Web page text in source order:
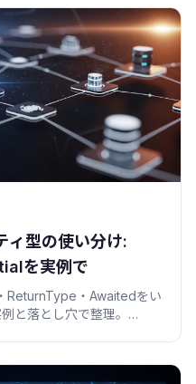
型の使い分け:
を実例で
ReturnType・Awaitedをい
と落とし穴で整理。